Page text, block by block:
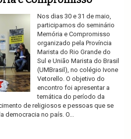
Nos dias 30 e 31 de maio,
participamos do seminário
Memória e Compromisso
organizado pela Província
Marista do Rio Grande do
Sul e União Marista do Brasil
(UMBrasil), no colégio Ivone
Vetorello. O objetivo do
encontro foi apresentar a
temática do período da
de religiosos e pessoas que se
democracia no país. O...